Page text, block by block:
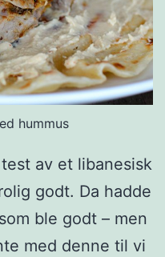
d
j
e
r
n
a
n
n
hummus
av et libanesisk
godt. Da hadde
ble godt – men
med denne til vi